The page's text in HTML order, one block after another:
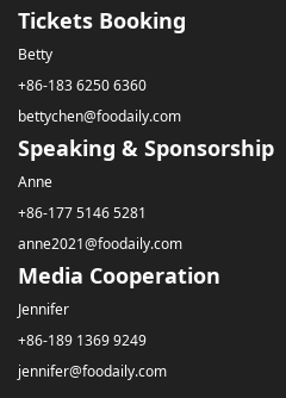
Tickets Booking
Betty
+86-183 6250 6360
bettychen@foodaily.com
Speaking & Sponsorship
Anne
+86-177 5146 5281
anne2021@foodaily.com
Media Cooperation
Jennifer
+86-189 1369 9249
jennifer@foodaily.com